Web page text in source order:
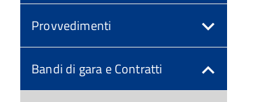
Provvedimenti
Bandi di gara e Contratti